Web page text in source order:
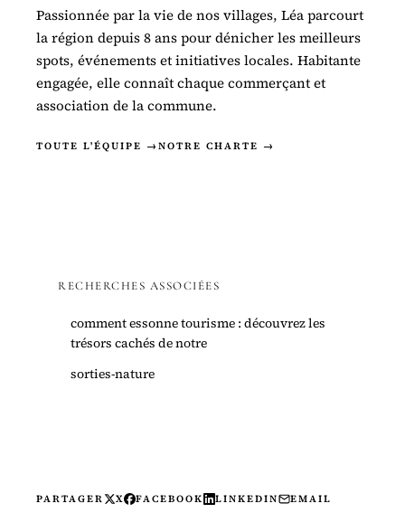
Passionnée par la vie de nos villages, Léa parcourt
la région depuis 8 ans pour dénicher les meilleurs
spots, événements et initiatives locales. Habitante
engagée, elle connaît chaque commerçant et
association de la commune.
TOUTE L'ÉQUIPE → NOTRE CHARTE →
RECHERCHES ASSOCIÉES
comment essonne tourisme : découvrez les
trésors cachés de notre
sorties-nature
PARTAGER X FACEBOOK LINKEDIN EMAIL